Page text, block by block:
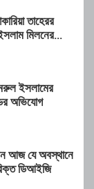
তাহেরর
মিলনের
ইসলামের
অভিযোগ
আজ যে অবস্থানে
ডিআইজি